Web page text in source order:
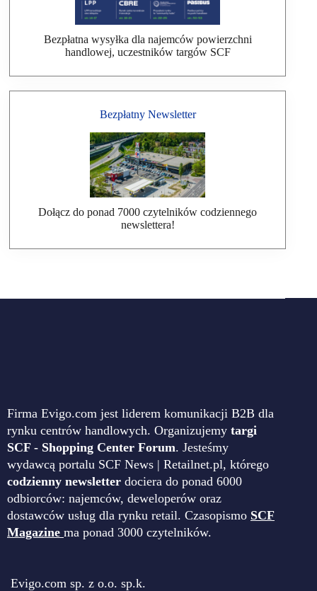
Bezpłatna wysyłka dla najemców powierzchni
handlowej, uczestników targów SCF
Bezpłatny Newsletter
Dołącz do ponad 7000 czytelników codziennego
newslettera!
Firma Evigo.com jest liderem komunikacji B2B dla
rynku centrów handlowych. Organizujemy targi
SCF - Shopping Center Forum. Jesteśmy
wydawcą portalu SCF News | Retailnet.pl, którego
codzienny newsletter dociera do ponad 6000
odbiorców: najemców, deweloperów oraz
dostawców usług dla rynku retail. Czasopismo SCF
Magazine ma ponad 3000 czytelników.
Evigo.com sp. z o.o. sp.k.